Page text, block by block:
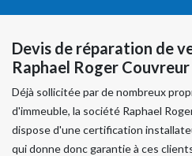
Devis de réparation de
Raphael Roger
Déjà sollicitée par de nombreux
d'immeuble, la société Raphael
dispose d'une certification
qui donne donc garantie à ces